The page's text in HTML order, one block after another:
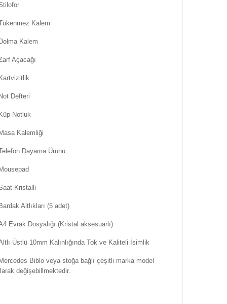
Kalem
Kalem
Açacağı
Defteri
Notluk
Kalemliği
Dayama Ürünü
Kristalli
Altlıkları (5 adet)
Evrak Dosyalığı (Kristal aksesuarlı)
Üstlü 10mm Kalınlığında Tok ve Kaliteli İsimlik
Biblo veya stoğa bağlı çeşitli marka model
değişebillmektedir.